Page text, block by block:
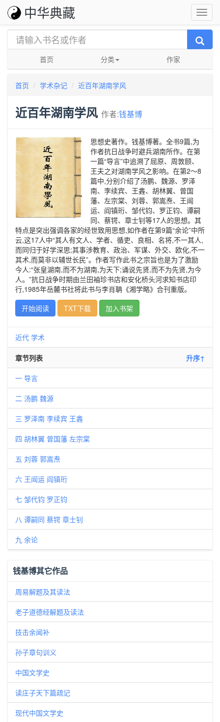
中华典藏
首页 分类 作家
首页 学术杂记 近百年湖南学风
近百年湖南学风 作者:钱基博
思想史著作。钱基博著。全书9篇,为
作者抗日战争时避兵湖南所作。在第
一篇“导言”中追溯了屈原、周敦颐、
王夫之对湖南学风之影响。在第2～8
篇中,分别介绍了汤鹏、魏源、罗泽
南、李续宾、王錱、胡林翼、曾国
藩、左宗棠、刘蓉、郭嵩焘、王闿
运、阎镇珩、邹代钧、罗正钧、谭嗣
同、蔡锷、章士钊等17人的思想。其
特点是突出强调各家的经世致用思想,如作者在第9篇“余论”中所
云,这17人中“其人有文人、学者、循吏、良相、名将,不一其人,
而同归于好学深思;其事涉教育、政治、军谋、外交、欧化,不一
其术,而莫非以辅世长民”。作者写作此书之宗旨也是为了激励
今人:“张皇湖南,而不为湖南,为天下;诵说先贤,而不为先贤,为今
人。”抗日战争时期由兰田袖珍书店和安化桥头河求知书店印
行,1985年岳麓书社将此书与李肖聃《湘学略》合刊重版。
开始阅读
TXT下载 加入书架
近代 学术
章节列表 升序↑
一 导言
二 汤鹏 魏源
三 罗泽南 李续宾 王錱
四 胡林翼 曾国藩 左宗棠
五 刘蓉 郭嵩焘
六 王闿运 阎镇珩
七 邹代钧 罗正钧
八 谭嗣同 蔡锷 章士钊
九 余论
钱基博其它作品
周易解题及其读法
老子道德经解题及读法
技击余闻补
孙子章句训义
中国文学史
读庄子天下篇疏记
现代中国文学史